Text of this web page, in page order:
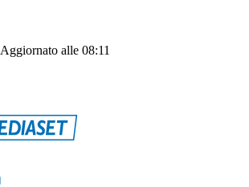
Aggiornato alle 08:11